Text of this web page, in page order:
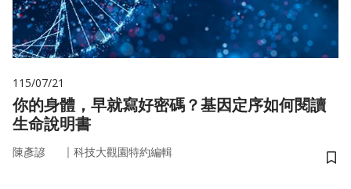
115/07/21
你的身體，早就寫好密碼？基因定序如何閱讀
生命說明書
陳彥諺 ｜ 科技大觀園特約編輯
儲